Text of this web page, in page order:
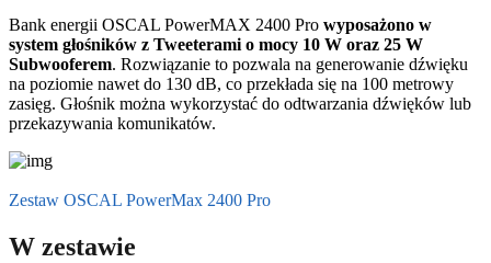
Bank energii OSCAL PowerMAX 2400 Pro wyposażono w
system głośników z Tweeterami o mocy 10 W oraz 25 W
Subwooferem. Rozwiązanie to pozwala na generowanie dźwięku
na poziomie nawet do 130 dB, co przekłada się na 100 metrowy
zasięg. Głośnik można wykorzystać do odtwarzania dźwięków lub
przekazywania komunikatów.
Zestaw OSCAL PowerMax 2400 Pro
W zestawie